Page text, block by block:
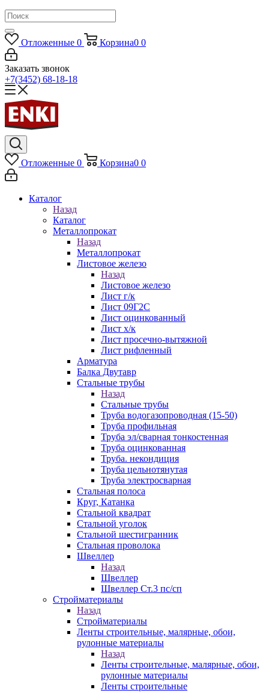
Отложенные 0 Корзина0 0
Заказать звонок
+7(3452) 68-18-18
Отложенные 0 Корзина0 0
Каталог
Назад
Каталог
Металлопрокат
Назад
Металлопрокат
Листовое железо
Назад
Листовое железо
Лист г/к
Лист 09Г2С
Лист оцинкованный
Лист х/к
Лист просечно-вытяжной
Лист рифленный
Арматура
Балка Двутавр
Стальные трубы
Назад
Стальные трубы
Труба водогазопроводная (15-50)
Труба профильная
Труба эл/сварная тонкостенная
Труба оцинкованная
Труба. некондиция
Труба цельнотянутая
Труба электросварная
Стальная полоса
Круг, Катанка
Стальной квадрат
Стальной уголок
Стальной шестигранник
Стальная проволока
Швеллер
Назад
Швеллер
Швеллер Ст.3 пс/сп
Стройматериалы
Назад
Стройматериалы
Ленты строительные, малярные, обои,
рулонные материалы
Назад
Ленты строительные, малярные, обои,
рулонные материалы
Ленты строительные